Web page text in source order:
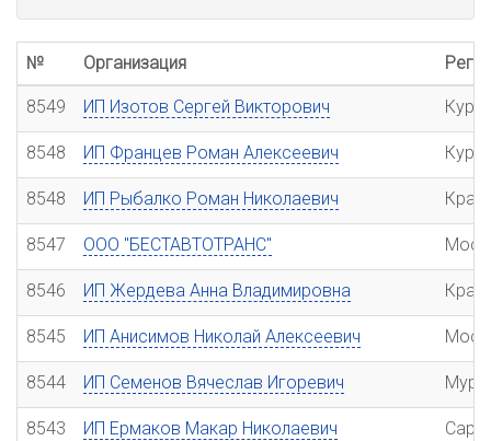
№ Организация
8549 ИП Изотов Сергей Викторович
8548 ИП Францев Роман Алексеевич
8548 ИП Рыбалко Роман Николаевич
8547 ООО "БЕСТАВТОТРАНС"
8546 ИП Жердева Анна Владимировна
8545 ИП Анисимов Николай Алексеевич
8544 ИП Семенов Вячеслав Игоревич
8543 ИП Ермаков Макар Николаевич